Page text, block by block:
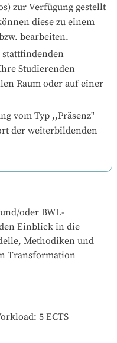
zur Verfügung gestellt
diese zu einem
bearbeiten.
Studierenden
Raum oder auf einer
vom Typ ,,Präsenz"
der weiterbildenden
oder BWL-
Einblick in die
Methodiken und
Transformation
: 5 ECTS